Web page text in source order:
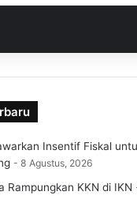
Insentif Fiskal
8 Agustus, 2026
Rampungkan KKN di IKN